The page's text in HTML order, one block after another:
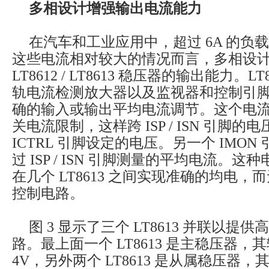
多相设计增强输出电流能力
在汽车和工业应用中，超过 6A 的负
这些电流相对较大的情况而言，多相设
LT8612 / LT8613 稳压器的输出能力。
轨电流检测放大器以及监视器和控制引
确的输入或输出平均电流调节。这个电
关电流限制，这样跨 ISP / ISN 引脚的电
ICTRL 引脚设定的电压。另一个 IMON
过 ISP / ISN 引脚测量的平均电流。这种
在几个 LT8613 之间实现准确的均电，
控制电路。
图 3 显示了三个 LT8613 并联以提供
路。最上面一个 LT8613 是主稳压器，
4V，另外两个 LT8613 是从属稳压器，